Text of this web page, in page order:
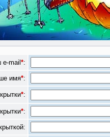
mail *:
имя*:
*:
*: